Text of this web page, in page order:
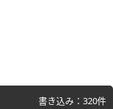
ルジュラド募集板書き込み：320件